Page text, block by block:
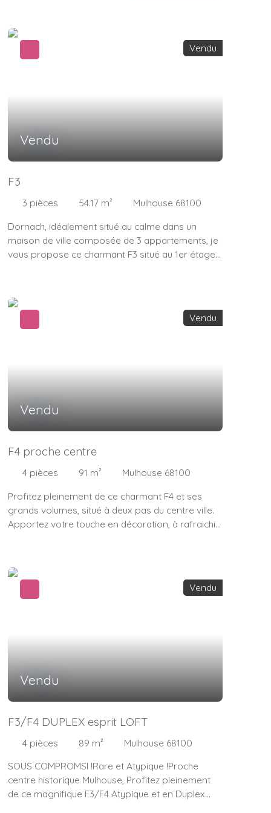
Vendu
Vendu
F3
3 pièces 54.17 m²
Mulhouse 68100
Dornach, idéalement situé au calme dans un
maison de ville composée de 3 appartements, je
vous propose ce charmant F3 situé au 1er étage
jardin commun) Thierry BOURQUIN 06. 13. 35. 28.
20 Votre Coach Immobilier Indépendant
Vendu
Vendu
F4 proche centre
4 pièces 91 m²
Mulhouse 68100
Profitez pleinement de ce charmant F4 et ses
grands volumes, situé à deux pas du centre ville.
Apportez votre touche en décoration, à rafraichir
petite copropriété de 5 lots. (faibles charges)
Composé:
Indépendant. IMMOSURMESURE
Vendu
Vendu
F3/F4 DUPLEX esprit LOFT
4 pièces 89 m²
Mulhouse 68100
SOUS COMPROMSI !Rare et Atypique !Proche
centre historique Mulhouse, Profitez pleinement
de ce magnifique F3/F4 Atypique et en Duplex